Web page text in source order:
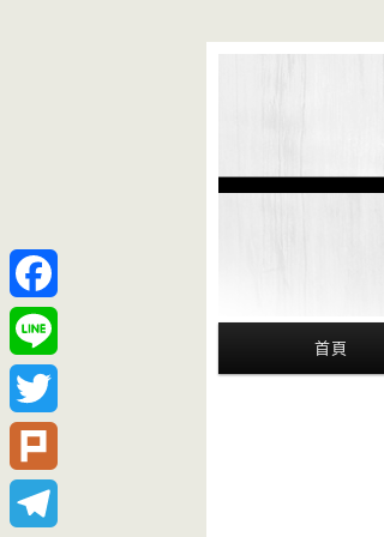
Main Menu
首頁
Facebook
Line
Twitter
Plurk